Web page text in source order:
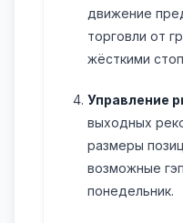
движение
торговли от
жёсткими
Управление
выходных
размеры
возможные
понедельник.